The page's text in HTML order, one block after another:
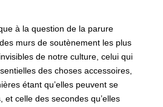
à la question de la parure
murs de soutènement les plus
de notre culture, celui qui
des choses accessoires,
étant qu’elles peuvent se
et celle des secondes qu’elles